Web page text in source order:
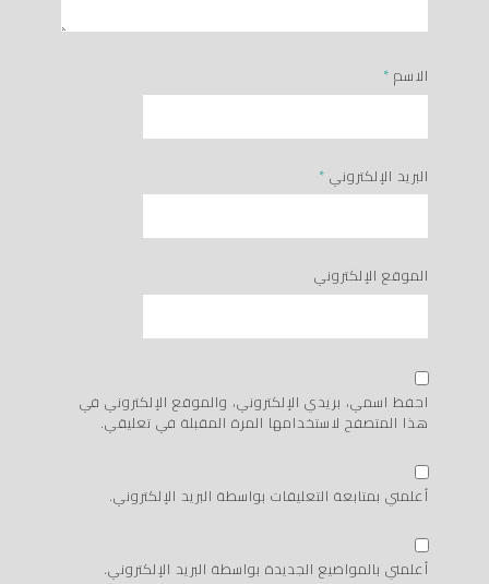
الاسم *
البريد الإلكتروني *
الموقع الإلكتروني
احفظ اسمي، بريدي الإلكتروني، والموقع الإلكتروني في
هذا المتصفح لاستخدامها المرة المقبلة في تعليقي.
أعلمني بمتابعة التعليقات بواسطة البريد الإلكتروني.
أعلمني بالمواضيع الجديدة بواسطة البريد الإلكتروني.